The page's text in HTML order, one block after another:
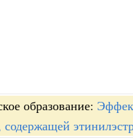
образование: